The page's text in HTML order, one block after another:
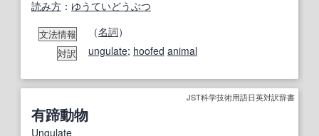
読み方 ： ゆうていどうぶつ
文法情報 （名詞）
対訳 ungulate; hoofed animal
JST科学技術用語日英対訳辞書
有蹄動物
Ungulate